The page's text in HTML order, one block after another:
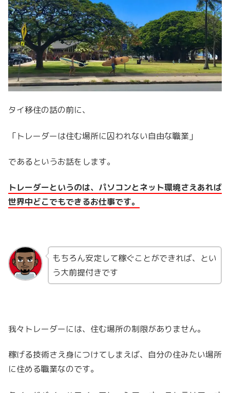
タイ移住の話の前に、
「トレーダーは住む場所に囚われない自由な職業」
であるというお話をします。
トレーダーというのは、パソコンとネット環境さえあれば
世界中どこでもできるお仕事です。
もちろん安定して稼ぐことができれば、とい
う大前提付きです
我々トレーダーには、住む場所の制限がありません。
稼げる技術さえ身につけてしまえば、自分の住みたい場所
に住める職業なのです。